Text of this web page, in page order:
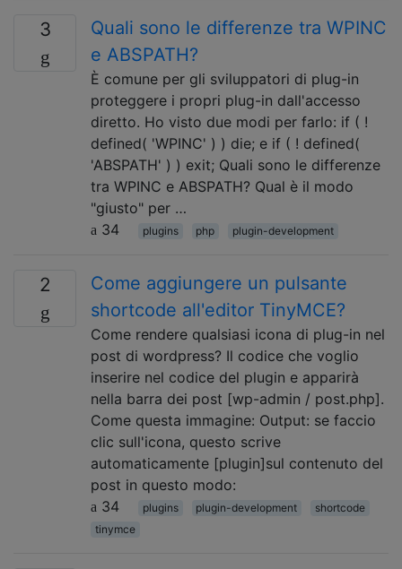
3
Quali sono le differenze tra WPINC
e ABSPATH?
È comune per gli sviluppatori di plug-in
proteggere i propri plug-in dall'accesso
diretto. Ho visto due modi per farlo: if ( !
defined( 'WPINC' ) ) die; e if ( ! defined(
'ABSPATH' ) ) exit; Quali sono le differenze
tra WPINC e ABSPATH? Qual è il modo
"giusto" per …
34
plugins php plugin-development
2
Come aggiungere un pulsante
shortcode all'editor TinyMCE?
Come rendere qualsiasi icona di plug-in nel
post di wordpress? Il codice che voglio
inserire nel codice del plugin e apparirà
nella barra dei post [wp-admin / post.php].
Come questa immagine: Output: se faccio
clic sull'icona, questo scrive
automaticamente [plugin]sul contenuto del
post in questo modo:
34
plugins plugin-development
shortcode
tinymce